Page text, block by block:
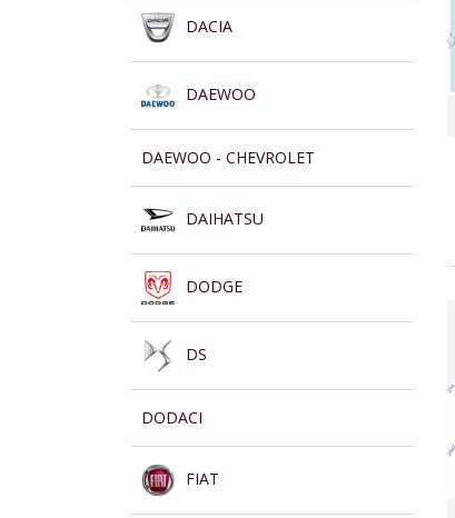
DACIA
DAEWOO
DAEWOO - CHEVROLET
DAIHATSU
DODGE
DS
DODACI
FIAT